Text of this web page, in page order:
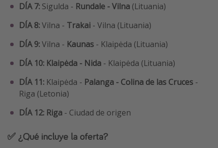
DÍA 7: Sigulda - Rundale - Vilna (Lituania)
DÍA 8:Vilna - Trakai - Vilna (Lituania)
DÍA 9:Vilna - Kaunas - Klaipėda (Lituania)
DÍA 10: Klaipėda - Nida - Klaipėda (Lituania)
DÍA 11: Klaipėda - Palanga - Colina de las Cruces -
Riga (Letonia)
DÍA 12: Riga - Ciudad de origen
✅ ¿Qué incluye la oferta?